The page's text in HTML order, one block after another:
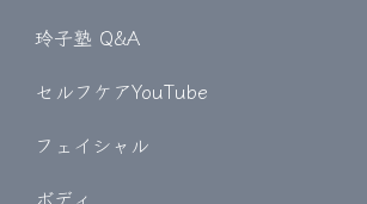
玲子塾 Q&A
セルフケアYouTube
フェイシャル